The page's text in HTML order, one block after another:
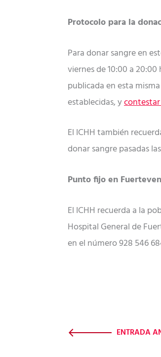
Protocolo para la
Para donar sangre en
viernes de 10:00 a 20:00
publicada en esta
establecidas, y
El ICHH también
donar sangre pasadas
Punto fijo en
El ICHH recuerda a la
Hospital General de
en el número 928 546
ENTRADA